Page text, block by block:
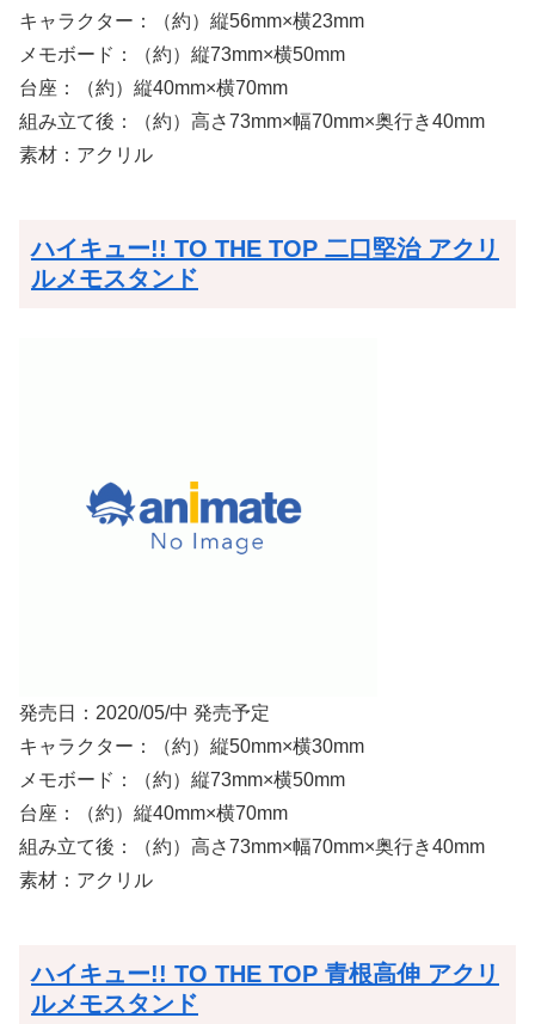
キャラクター：（約）縦56mm×横23mm
メモボード：（約）縦73mm×横50mm
台座：（約）縦40mm×横70mm
組み立て後：（約）高さ73mm×幅70mm×奥行き40mm
素材：アクリル
ハイキュー!! TO THE TOP 二口堅治 アクリ
ルメモスタンド
発売日：2020/05/中 発売予定
キャラクター：（約）縦50mm×横30mm
メモボード：（約）縦73mm×横50mm
台座：（約）縦40mm×横70mm
組み立て後：（約）高さ73mm×幅70mm×奥行き40mm
素材：アクリル
ハイキュー!! TO THE TOP 青根高伸 アクリ
ルメモスタンド